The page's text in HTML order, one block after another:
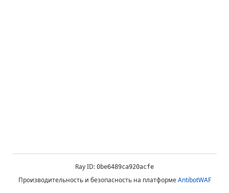
Ray ID: 0be6489ca920acfe
Производительность и безопасность на платформеAntibotWAF